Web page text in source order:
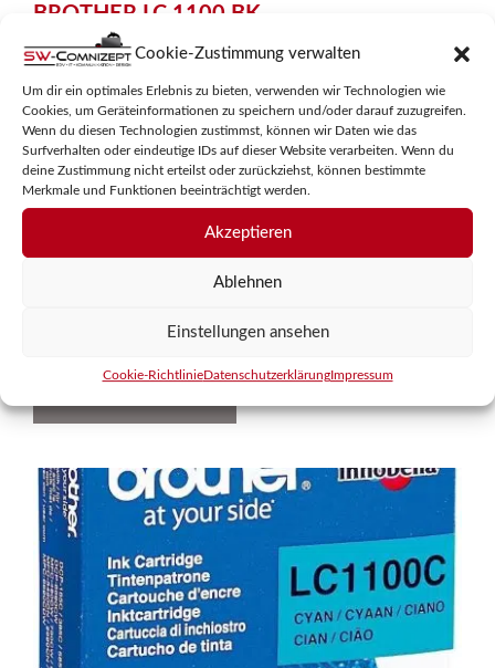
Cookie-Zustimmung verwalten
Um dir ein optimales Erlebnis zu bieten, verwenden wir Technologien wie
Cookies, um Geräteinformationen zu speichern und/oder darauf zuzugreifen.
Wenn du diesen Technologien zustimmst, können wir Daten wie das
Surfverhalten oder eindeutige IDs auf dieser Website verarbeiten. Wenn du
deine Zustimmung nicht erteilst oder zurückziehst, können bestimmte
Merkmale und Funktionen beeinträchtigt werden.
Akzeptieren
Ablehnen
Einstellungen ansehen
Cookie-RichtlinieDatenschutzerklärungImpressum
BROTHER LC 1100 BK
v
o
n
Kapazität: ca. 450 Seiten
Kompatibilität: DCP-385C, DCP-395CN, DCP-585CW, DCP-
J615W, DCP-J715W, MFC-490CW, MFC-790CW, MFC-
990CW, MFC-5490CN, DCP-6690CW, MFC-5890CN, MFC-
Versandkosten